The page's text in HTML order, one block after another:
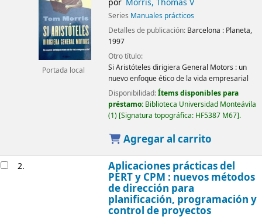
Portada local
por Morris, Thomas V
Series Manuales prácticos
Detalles de publicación: Barcelona : Planeta,
1997
Otro título:
Si Aristóteles dirigiera General Motors : un
nuevo enfoque ético de la vida empresarial
Disponibilidad:Ítems disponibles para
préstamo: Biblioteca Universidad Monteávila
(1) Signatura topográfica: HF5387 M67 .
Agregar al carrito
2. Aplicaciones prácticas del
PERT y CPM : nuevos métodos
de dirección para
planificación, programación y
control de proyectos